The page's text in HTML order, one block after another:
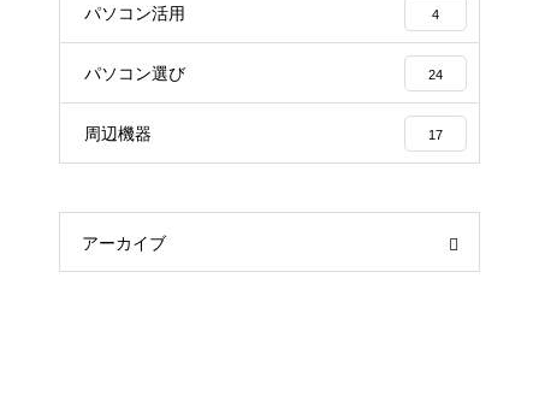
パソコン活用 4
パソコン選び 24
周辺機器 17
アーカイブ